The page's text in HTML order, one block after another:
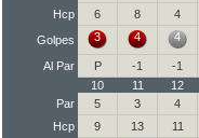
Hcp
6 8 4
Golpes
3 4 4
Al Par P -1 -1
10
11 12
Par
5 3 4
Hcp
9 13 11